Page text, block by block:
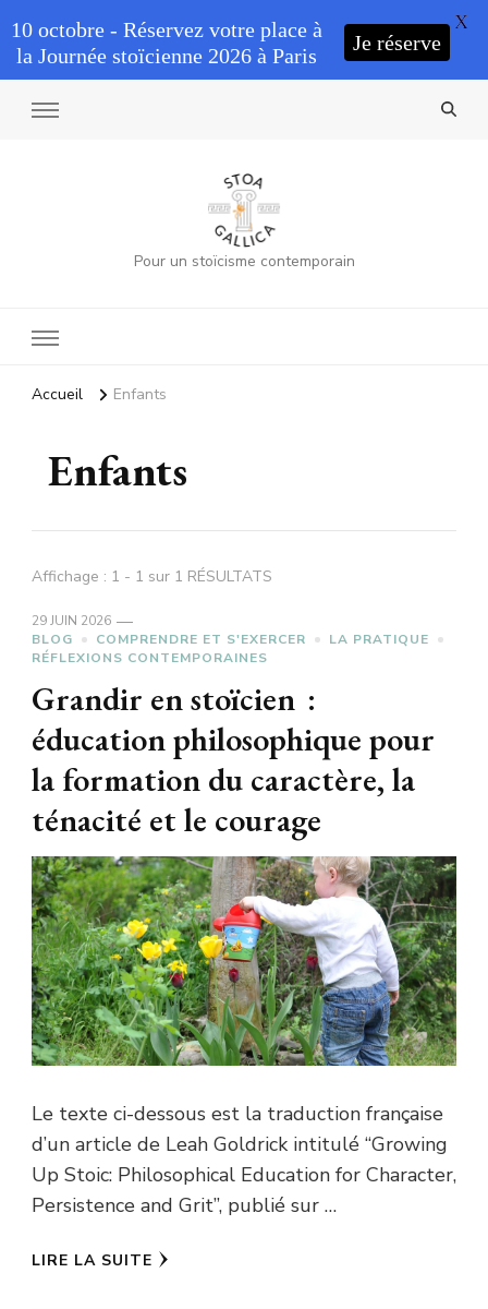
Pour un stoïcisme contemporain
Accueil Enfants
Enfants
Affichage : 1 - 1 sur 1 RÉSULTATS
29 JUIN 2026
BLOG
COMPRENDRE ET S'EXERCER
LA PRATIQUE
RÉFLEXIONS CONTEMPORAINES
Grandir en stoïcien :
éducation philosophique pour
la formation du caractère, la
ténacité et le courage
Le texte ci-dessous est la traduction française
d’un article de Leah Goldrick intitulé “Growing
Up Stoic: Philosophical Education for Character,
Persistence and Grit”, publié sur …
LIRE LA SUITE
10 octobre - Réservez votre place à
la Journée stoïcienne 2026 à Paris
Je réserve
X